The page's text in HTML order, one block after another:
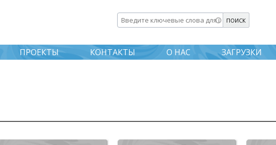
основному
содержанию
Введите ключевые слова для поиска
ПРОЕКТЫ КОНТАКТЫ О НАС ЗАГРУЗКИ